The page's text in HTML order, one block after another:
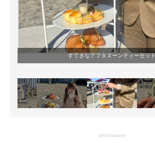
すてきなアフタヌーンティーセット
advertisement